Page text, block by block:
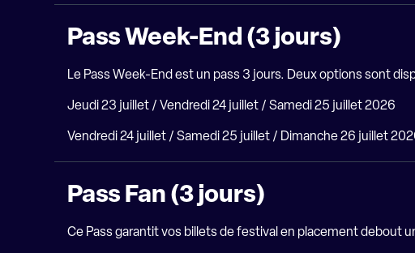
Pass Week-End (3 jours)
Le Pass Week-End est un pass 3 jours. Deux options sont
Jeudi 23 juillet / Vendredi 24 juillet / Samedi 25 juillet 2026
Vendredi 24 juillet / Samedi 25 juillet / Dimanche 26 juillet
Pass Fan (3 jours)
Ce Pass garantit vos billets de festival en placement debout